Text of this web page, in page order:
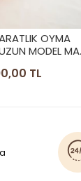
ÇEKİÇ
RENK (TEKLİ)
TL